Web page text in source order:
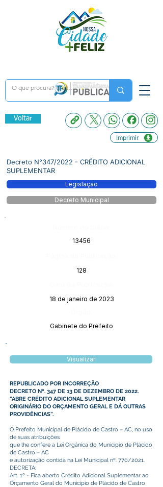
Voltar
Imprimir
Decreto N°347/2022 - CRÉDITO ADICIONAL
SUPLEMENTAR
Legislação
Decreto Municipal
13456
128
18 de janeiro de 2023
Gabinete do Prefeito
Visualizar
REPUBLICADO POR INCORREÇÃO
DECRETO Nº. 347 DE 13 DE DEZEMBRO DE 2022.
“ABRE CRÉDITO ADICIONAL SUPLEMENTAR
ORIGINÁRIO DO ORÇAMENTO GERAL E DÁ OUTRAS
PROVIDÊNCIAS”.
O Prefeito Municipal de Plácido de Castro – AC, no uso
de suas atribuições
que lhe confere a Lei Orgânica do Município de Plácido
de Castro – AC
e autorização contida na Lei Municipal nº. 770/2021.
DECRETA:
Art. 1º - Fica aberto Crédito Adicional Suplementar ao
Orçamento Geral do Município de Plácido de Castro